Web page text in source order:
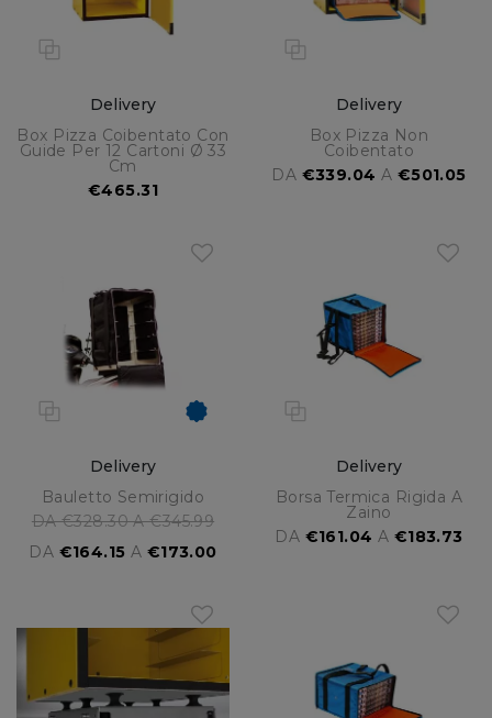
Delivery
Box Pizza Coibentato Con
Guide Per 12 Cartoni Ø 33
Cm
€465.31
Delivery
Box Pizza Non
Coibentato
DA €339.04 A €501.05
Delivery
Bauletto Semirigido
DA €328.30 A €345.99
DA €164.15 A €173.00
Delivery
Borsa Termica Rigida A
Zaino
DA €161.04 A €183.73